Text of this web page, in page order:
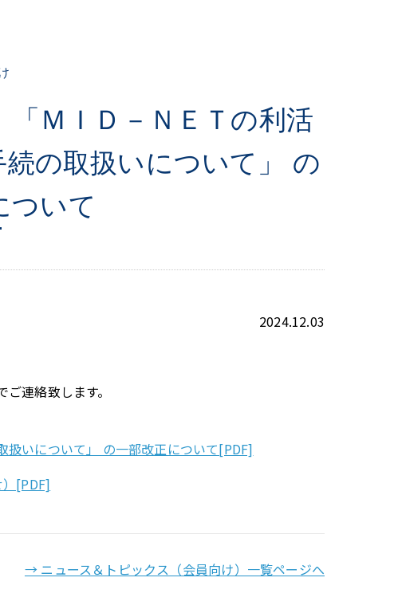
「ＭＩＤ－ＮＥＴの利活
の取扱いについて」 の
ついて
2024.12.03
連絡致します。
扱いについて」 の一部改正について[PDF]
[PDF]
→ ニュース＆トピックス（会員向け）一覧ページへ